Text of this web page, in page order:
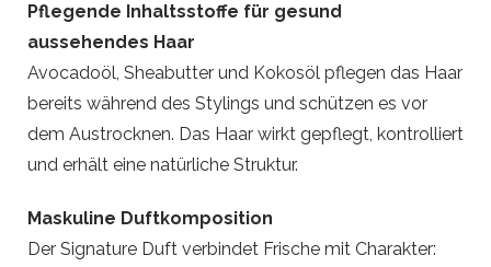
Pflegende Inhaltsstoffe für gesund
aussehendes Haar
Avocadoöl, Sheabutter und Kokosöl pflegen das Haar
bereits während des Stylings und schützen es vor
dem Austrocknen. Das Haar wirkt gepflegt, kontrolliert
und erhält eine natürliche Struktur.
Maskuline Duftkomposition
Der Signature Duft verbindet Frische mit Charakter: